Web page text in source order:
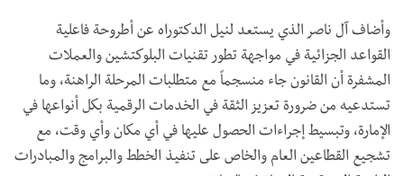
وأضاف آل ناصر الذي يستعد لنيل الدكتوراه عن أطروحة فاعلية
القواعد الجزائية في مواجهة تطور تقنيات البلوكتشين والعملات
المشفرة أن القانون جاء منسجماً مع متطلبات المرحلة الراهنة، وما
تستدعيه من ضرورة تعزيز الثقة في الخدمات الرقمية بكل أنواعها في
الإمارة، وتبسيط إجراءات الحصول عليها في أي مكان وأي وقت، مع
تشجيع القطاعين العام والخاص على تنفيذ الخطط والبرامج والمبادرات